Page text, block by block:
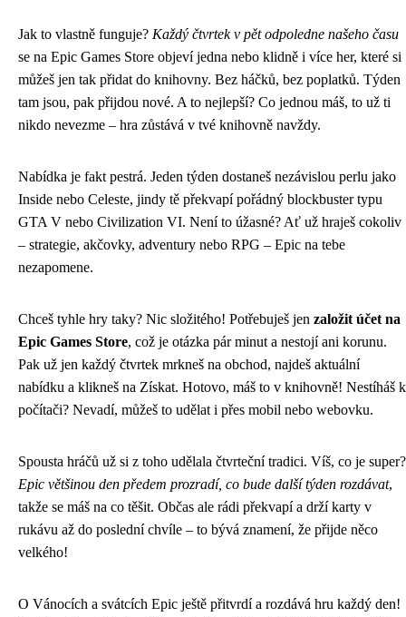
Jak to vlastně funguje? Každý čtvrtek v pět odpoledne našeho času
se na Epic Games Store objeví jedna nebo klidně i více her, které si
můžeš jen tak přidat do knihovny. Bez háčků, bez poplatků. Týden
tam jsou, pak přijdou nové. A to nejlepší? Co jednou máš, to už ti
nikdo nevezme – hra zůstává v tvé knihovně navždy.
Nabídka je fakt pestrá. Jeden týden dostaneš nezávislou perlu jako
Inside nebo Celeste, jindy tě překvapí pořádný blockbuster typu
GTA V nebo Civilization VI. Není to úžasné? Ať už hraješ cokoliv
– strategie, akčovky, adventury nebo RPG – Epic na tebe
nezapomene.
Chceš tyhle hry taky? Nic složitého! Potřebuješ jen založit účet na
Epic Games Store, což je otázka pár minut a nestojí ani korunu.
Pak už jen každý čtvrtek mrkneš na obchod, najdeš aktuální
nabídku a klikneš na Získat. Hotovo, máš to v knihovně! Nestíháš k
počítači? Nevadí, můžeš to udělat i přes mobil nebo webovku.
Spousta hráčů už si z toho udělala čtvrteční tradici. Víš, co je super?
Epic většinou den předem prozradí, co bude další týden rozdávat,
takže se máš na co těšit. Občas ale rádi překvapí a drží karty v
rukávu až do poslední chvíle – to bývá znamení, že přijde něco
velkého!
O Vánocích a svátcích Epic ještě přitvrdí a rozdává hru každý den!